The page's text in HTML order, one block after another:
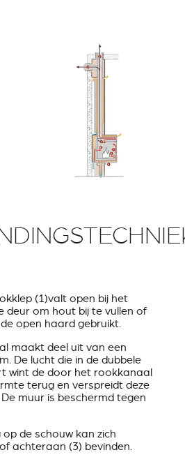
(1)valt open bij het
deur om hout bij te vullen of
open haard gebruikt.
maakt deel uit van een
De lucht die in de dubbele
wint de door het rookkanaal
terug en verspreidt deze
muur is beschermd tegen
de schouw kan zich
achteraan (3) bevinden.